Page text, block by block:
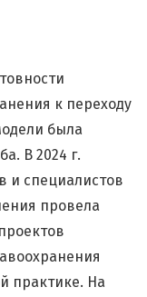
к переходу
была
В 2024 г.
и специалистов
провела
практике. На